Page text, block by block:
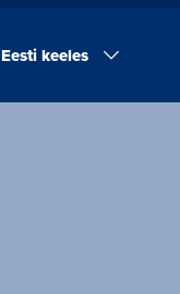
Eesti keeles